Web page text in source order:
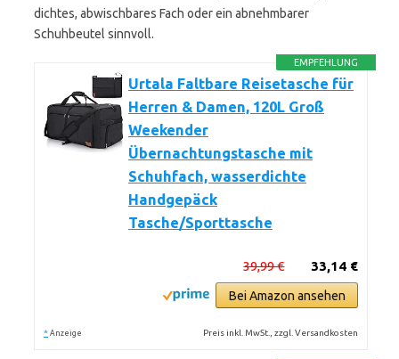
dichtes, abwischbares Fach oder ein abnehmbarer
Schuhbeutel sinnvoll.
EMPFEHLUNG
Urtala Faltbare Reisetasche für
Herren & Damen, 120L Groß
Weekender
Übernachtungstasche mit
Schuhfach, wasserdichte
Handgepäck
Tasche/Sporttasche
33,14 €
39,99 €
Bei Amazon ansehen
* Anzeige Preis inkl. MwSt., zzgl. Versandkosten